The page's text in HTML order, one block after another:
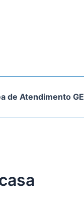
de Atendimento GE